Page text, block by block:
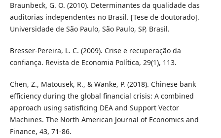
Braunbeck, G. O. (2010). Determinantes da qualidade das
auditorias independentes no Brasil. [Tese de doutorado].
Universidade de São Paulo, São Paulo, SP, Brasil.
Bresser-Pereira, L. C. (2009). Crise e recuperação da
confiança. Revista de Economia Política, 29(1), 113.
Chen, Z., Matousek, R., & Wanke, P. (2018). Chinese bank
efficiency during the global financial crisis: A combined
approach using satisficing DEA and Support Vector
Machines. The North American Journal of Economics and
Finance, 43, 71-86.